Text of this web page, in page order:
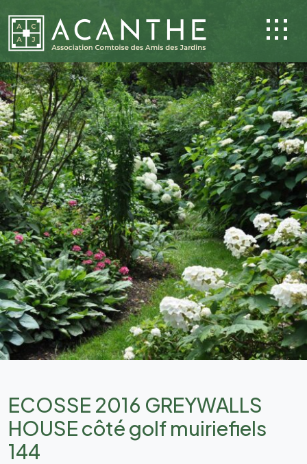
ECOSSE 2016 GREYWALLS
HOUSE côté golf muiriefiels
144